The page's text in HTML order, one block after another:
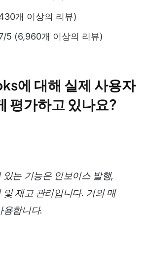
개 이상의 리뷰)
5 (6,960개 이상의 리뷰)
에 대해 실제 사용자
평가하고 있나요?
있는 기능은 인보이스 발행,
및 재고 관리입니다. 거의 매
용합니다.